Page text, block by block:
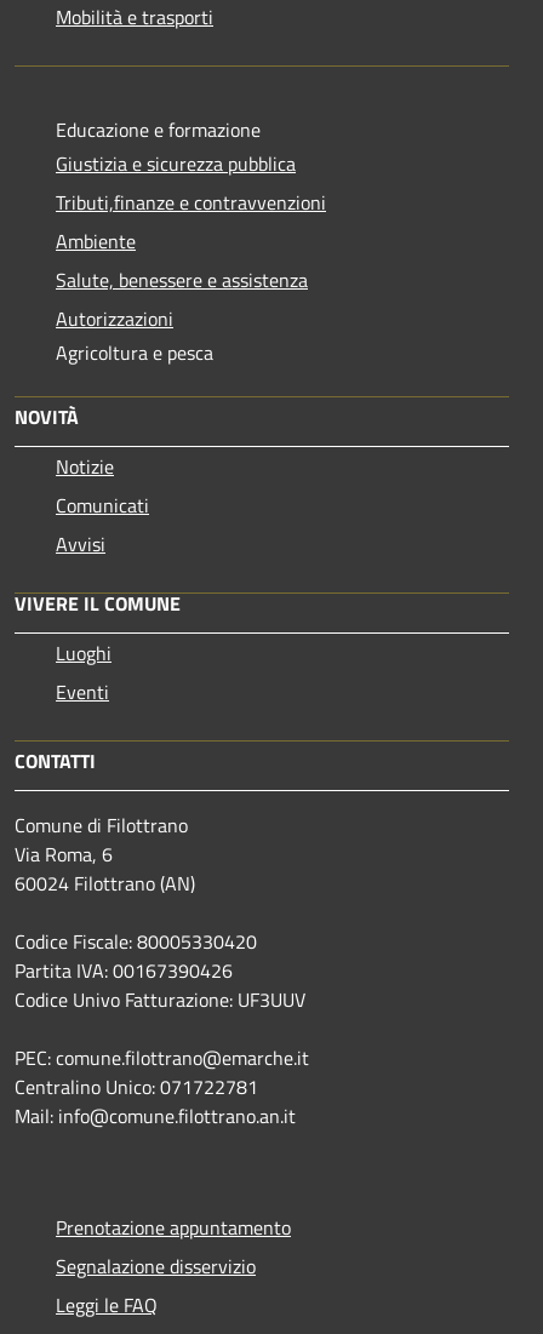
Mobilità e trasporti
Educazione e formazione
Giustizia e sicurezza pubblica
Tributi,finanze e contravvenzioni
Ambiente
Salute, benessere e assistenza
Autorizzazioni
Agricoltura e pesca
NOVITÀ
Notizie
Comunicati
Avvisi
VIVERE IL COMUNE
Luoghi
Eventi
CONTATTI
Comune di Filottrano
Via Roma, 6
60024 Filottrano (AN)
Codice Fiscale: 80005330420
Partita IVA: 00167390426
Codice Univo Fatturazione: UF3UUV
PEC: comune.filottrano@emarche.it
Centralino Unico: 071722781
Mail: info@comune.filottrano.an.it
Prenotazione appuntamento
Segnalazione disservizio
Leggi le FAQ